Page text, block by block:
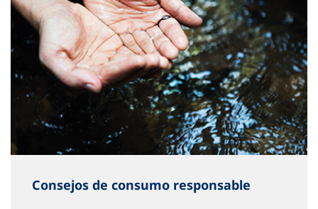
Consejos de consumo responsable